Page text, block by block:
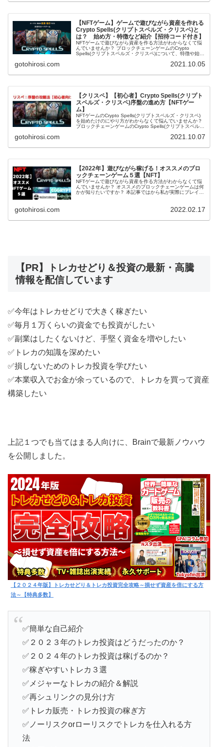
ャ）チケットが手に入る紹介コードまでを紹介します。
でいる仮想通貨プレイヤーやゲーマーは絶対読んで下さ
い。
【NFTゲーム】ゲームで遊びながら資産を作れる
Crypto Spells(クリプトスペルズ・クリスペ)と
は？ 始め方・特徴など紹介【招待コード付き】
NFTゲームで遊びながら資産を作る方法がわからなくて悩
んでいませんか？ ブロックチェーンゲームのCrypto
Spells(クリプトスペルズ・クリスペ)について、特徴や始め
プトスペルズ・クリスペ)の特徴や始め方に加え、採掘（ガ
NFTゲームで遊びながら資産を作る方法が判らなくて悩ん
い。
gotohirosi.com 2021.10.05
【クリスペ】【初心者】Crypto Spells(クリプト
スペルズ・クリスペ)序盤の進め方【NFTゲー
ム】
NFTゲームのCrypto Spells(クリプトスペルズ・クリスペ)
を始めたけのにやり方がわからなくて悩んでいませんか？
ブロックチェーンゲームのCrypto Spells(クリプトスペル
やカードを集める方法に加え、採掘（ガチャ）チケットが
ながら資産を作る方法が判らなくて悩んでいる仮想通貨プ
レイヤーやゲーマーは絶対読んで下さい。
gotohirosi.com 2021.10.07
【2022年】遊びながら稼げる！オススメのブロ
ックチェーンゲーム５選【NFT】
NFTゲームで遊びながら資産を作る方法がわからなくて悩
んでいませんか？ オススメのブロックチェーンゲームは何
かが知りたいですか？ 本記事ではから私が実際にプレイし
を紹介します。 NFTゲームで遊びながら資産を作る方法が
対読んで下さい。
gotohirosi.com 2022.02.17
【PR】トレカせどり＆投資の最新・高騰
情報を配信しています
✅今年はトレカせどりで大きく稼ぎたい
✅毎月１万くらいの資金でも投資がしたい
✅副業はしたくないけど、手堅く資金を増やしたい
✅トレカの知識を深めたい
✅損しないためのトレカ投資を学びたい
✅本業収入でお金が余っているので、トレカを買って資産
構築したい
上記１つでも当てはまる人向けに、Brainで最新ノウハウ
を公開しました。
【２０２４年版】トレカせどり＆トレカ投資完全攻略～損せず資産を倍にする方
法～【特典多数】
✅簡単な自己紹介
✅２０２３年のトレカ投資はどうだったのか？
✅２０２４年のトレカ投資は稼げるのか？
✅稼ぎやすいトレカ３選
✅メジャーなトレカの紹介＆解説
✅再シュリンクの見分け方
✅トレカ販売・トレカ投資の稼ぎ方
✅ノーリスクorローリスクでトレカを仕入れる方
法